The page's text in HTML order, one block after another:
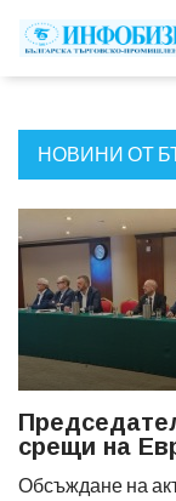
НОВИНИ ОТ
срещи на
Обсъждане на